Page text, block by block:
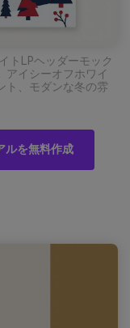
トLPヘッダーモック
アイシーオフホワイ
ト、モダンな冬の雰
ルを無料作成